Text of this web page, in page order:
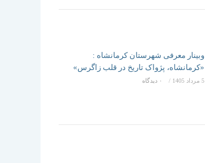
وبینار معرفی شهرستان کرمانشاه :
«کرمانشاه، پژواک تاریخ در قلب زاگرس»
5 مرداد 1405 / ۰ دیدگاه